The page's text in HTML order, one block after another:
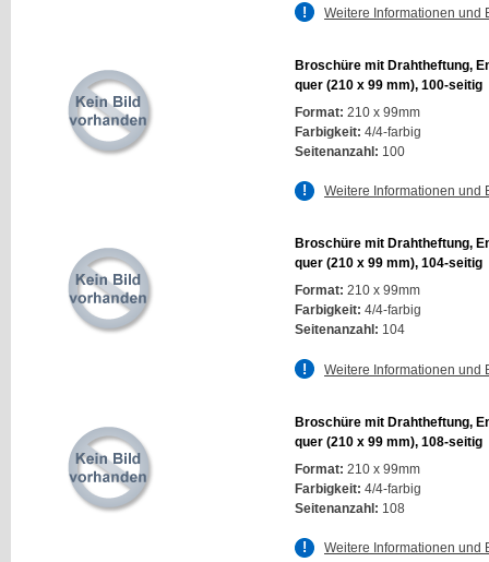
Weitere Informationen und
Broschüre mit Drahtheftung,
quer (210 x 99 mm), 100-seitig
Format: 210 x 99mm
Farbigkeit: 4/4-farbig
Seitenanzahl: 100
Weitere Informationen und
Broschüre mit Drahtheftung,
quer (210 x 99 mm), 104-seitig
Format: 210 x 99mm
Farbigkeit: 4/4-farbig
Seitenanzahl: 104
Weitere Informationen und
Broschüre mit Drahtheftung,
quer (210 x 99 mm), 108-seitig
Format: 210 x 99mm
Farbigkeit: 4/4-farbig
Seitenanzahl: 108
Weitere Informationen und